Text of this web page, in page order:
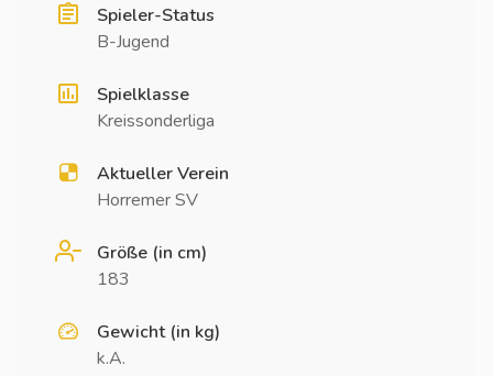
Spieler-Status
B-Jugend
Spielklasse
Kreissonderliga
Aktueller Verein
Horremer SV
Größe (in cm)
183
Gewicht (in kg)
k.A.